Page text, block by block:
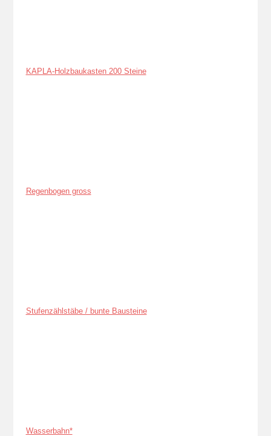
KAPLA-Holzbaukasten 200 Steine
Regenbogen gross
Stufenzählstäbe / bunte Bausteine
Wasserbahn*